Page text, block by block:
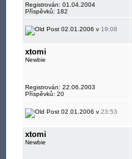
Registrován: 01.04.2004
Příspěvků: 182
02.01.2006 v 19:08
xtomi
Newbie
Registrován: 22.06.2003
Příspěvků: 20
02.01.2006 v 23:53
xtomi
Newbie